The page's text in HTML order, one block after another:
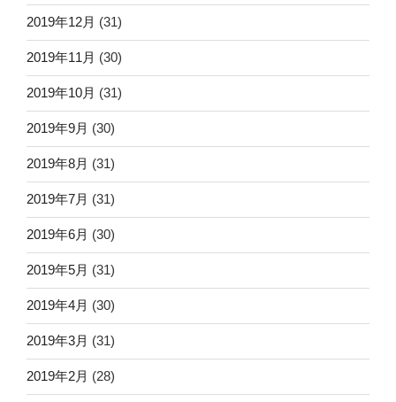
2019年12月 (31)
2019年11月 (30)
2019年10月 (31)
2019年9月 (30)
2019年8月 (31)
2019年7月 (31)
2019年6月 (30)
2019年5月 (31)
2019年4月 (30)
2019年3月 (31)
2019年2月 (28)